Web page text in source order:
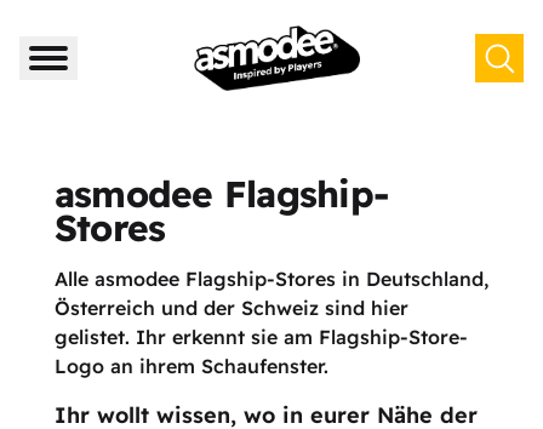
asmodee Flagship-
Stores
Alle asmodee Flagship-Stores in Deutschland,
Österreich und der Schweiz sind hier
gelistet. Ihr erkennt sie am Flagship-Store-
Logo an ihrem Schaufenster.
Ihr wollt wissen, wo in eurer Nähe der